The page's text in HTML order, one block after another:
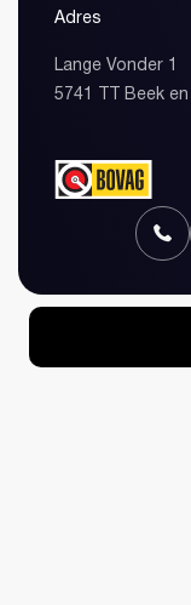
Adres
Lange Vonder 1
5741 TT Beek